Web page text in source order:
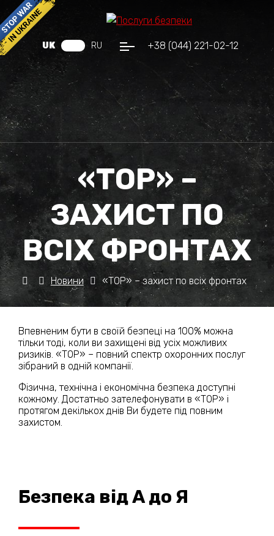
+38 (044) 221-02-12
UK RU
«ТОР» –
ЗАХИСТ ПО
ВСІХ ФРОНТАХ
Новини «ТОР» – захист по всіх фронтах
Впевненим бути в своїй безпеці на 100% можна
тільки тоді, коли ви захищені від усіх можливих
ризиків. «ТОР» – повний спектр охоронних послуг
зібраний в одній компанії.
Фізична, технічна і економічна безпека доступні
кожному. Достатньо зателефонувати в «ТОР» і
протягом декількох днів Ви будете під повним
захистом.
Безпека від А до Я